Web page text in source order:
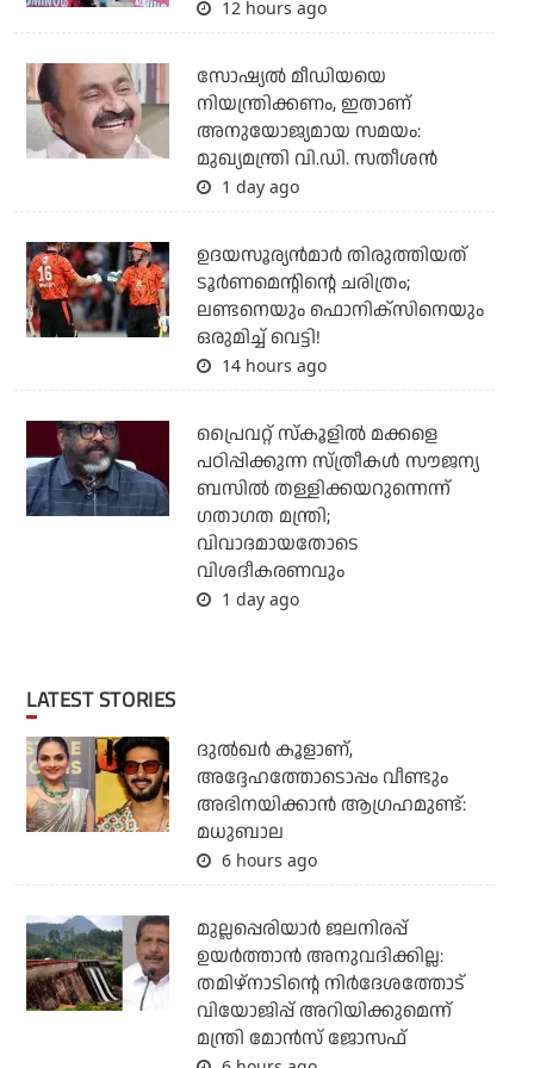
12 hours ago
സോഷ്യല്‍ മീഡിയയെ
നിയന്ത്രിക്കണം, ഇതാണ്
അനുയോജ്യമായ സമയം:
മുഖ്യമന്ത്രി വി.ഡി. സതീശന്‍
1 day ago
ഉദയസൂര്യന്‍മാര്‍ തിരുത്തിയത്
ടൂര്‍ണമെന്റിന്റെ ചരിത്രം;
ലണ്ടനെയും ഫൊനിക്‌സിനെയും
ഒരുമിച്ച് വെട്ടി!
14 hours ago
പ്രൈവറ്റ് സ്‌കൂളില്‍ മക്കളെ
പഠിപ്പിക്കുന്ന സ്ത്രീകള്‍ സൗജന്യ
ബസില്‍ തള്ളിക്കയറുന്നെന്ന്
ഗതാഗത മന്ത്രി;
വിവാദമായതോടെ
വിശദീകരണവും
1 day ago
LATEST STORIES
ദുല്‍ഖര്‍ കൂളാണ്,
അദ്ദേഹത്തോടൊപ്പം വീണ്ടും
അഭിനയിക്കാന്‍ ആഗ്രഹമുണ്ട്:
മധുബാല
6 hours ago
മുല്ലപ്പെരിയാര്‍ ജലനിരപ്പ്
ഉയര്‍ത്താന്‍ അനുവദിക്കില്ല:
തമിഴ്‌നാടിന്റെ നിര്‍ദേശത്തോട്
വിയോജിപ്പ് അറിയിക്കുമെന്ന്
മന്ത്രി മോന്‍സ് ജോസഫ്